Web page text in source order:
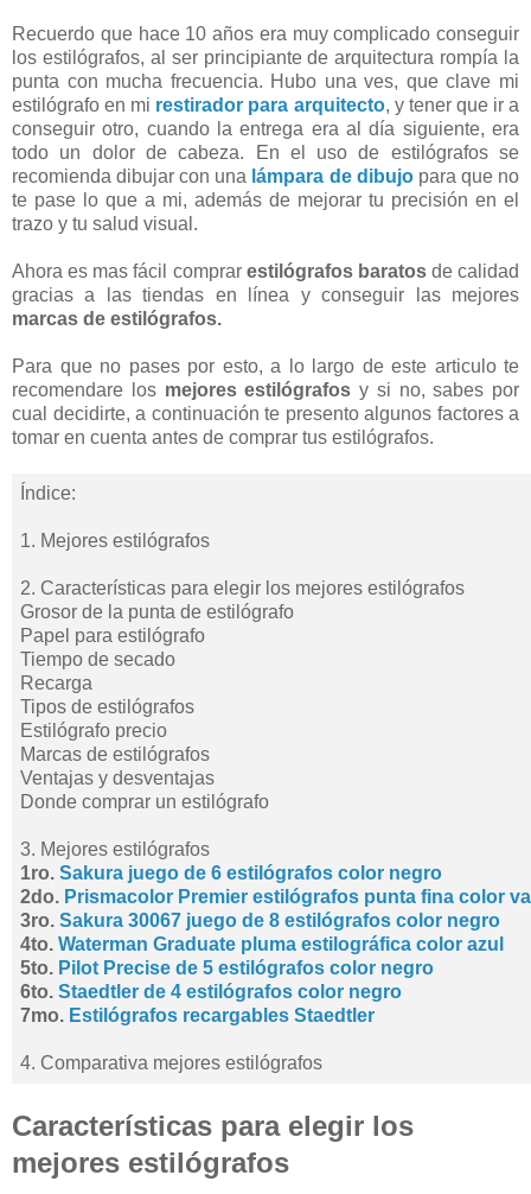
Recuerdo que hace 10 años era muy complicado conseguir
los estilógrafos, al ser principiante de arquitectura rompía la
punta con mucha frecuencia. Hubo una ves, que clave mi
estilógrafo en mi restirador para arquitecto, y tener que ir a
conseguir otro, cuando la entrega era al día siguiente, era
todo un dolor de cabeza. En el uso de estilógrafos se
recomienda dibujar con una lámpara de dibujopara que no
te pase lo que a mi, además de mejorar tu precisión en el
trazo y tu salud visual.
Ahora es mas fácil comprar estilógrafos baratosde calidad
gracias a las tiendas en línea y conseguir las mejores
marcas de estilógrafos.
Para que no pases por esto, a lo largo de este articulo te
recomendare los mejores estilógrafos y si no, sabes por
cual decidirte, a continuación te presento algunos factores a
tomar en cuenta antes de comprar tus estilógrafos.
Índice:
1. Mejores estilógrafos
2. Características para elegir los mejores estilógrafos
Grosor de la punta de estilógrafo
Papel para estilógrafo
Tiempo de secado
Recarga
Tipos de estilógrafos
Estilógrafo precio
Marcas de estilógrafos
Ventajas y desventajas
Donde comprar un estilógrafo
3. Mejores estilógrafos
1ro. Sakura juego de 6 estilógrafos color negro
2do. Prismacolor Premier estilógrafos punta fina color
3ro. Sakura 30067 juego de 8 estilógrafos color negro
4to. Waterman Graduate pluma estilográfica color azul
5to. Pilot Precise de 5 estilógrafos color negro
6to. Staedtler de 4 estilógrafos color negro
7mo. Estilógrafos recargables Staedtler
4. Comparativa mejores estilógrafos
Características para elegir los
mejores estilógrafos